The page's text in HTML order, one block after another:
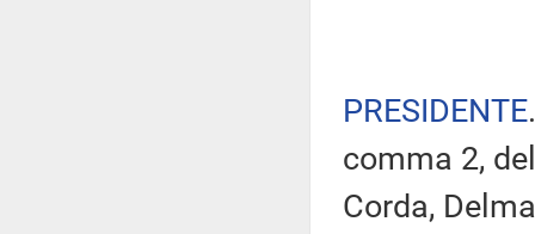
PRESIDENTE
comma 2,
Corda,